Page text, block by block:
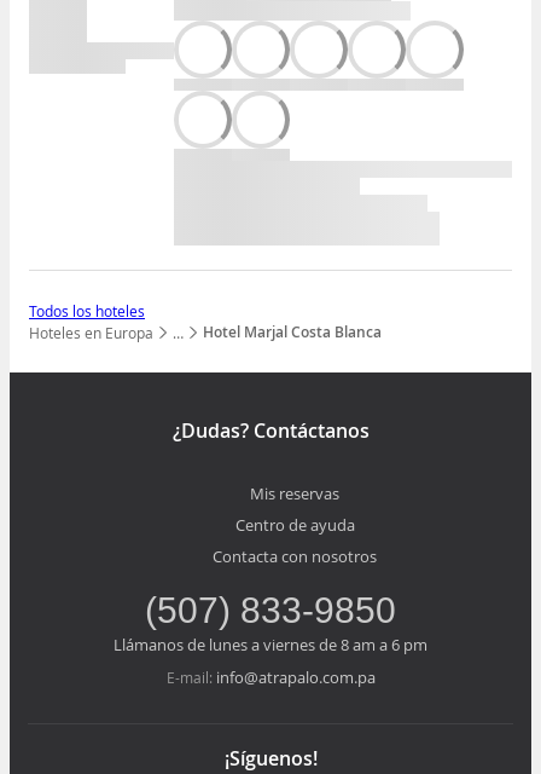
Todos los hoteles
…
Mostrar todos los niveles
Hoteles en Europa Hotel Marjal Costa Blanca
¿Dudas? Contáctanos
Mis reservas
Centro de ayuda
Contacta con nosotros
(507) 833-9850
Llámanos de lunes a viernes de 8 am a 6 pm
E-mail: info@atrapalo.com.pa
¡Síguenos!